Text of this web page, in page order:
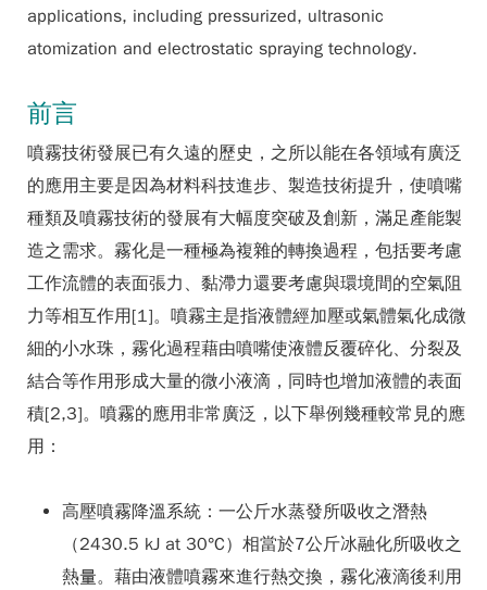
applications, including pressurized, ultrasonic
atomization and electrostatic spraying technology.
前言
噴霧技術發展已有久遠的歷史，之所以能在各領域有廣泛
的應用主要是因為材料科技進步、製造技術提升，使噴嘴
種類及噴霧技術的發展有大幅度突破及創新，滿足產能製
造之需求。霧化是一種極為複雜的轉換過程，包括要考慮
工作流體的表面張力、黏滯力還要考慮與環境間的空氣阻
力等相互作用[1]。噴霧主是指液體經加壓或氣體氣化成微
細的小水珠，霧化過程藉由噴嘴使液體反覆碎化、分裂及
結合等作用形成大量的微小液滴，同時也增加液體的表面
積[2,3]。噴霧的應用非常廣泛，以下舉例幾種較常見的應
用：
高壓噴霧降溫系統：一公斤水蒸發所吸收之潛熱
（2430.5 kJ at 30°C）相當於7公斤冰融化所吸收之
熱量。藉由液體噴霧來進行熱交換，霧化液滴後利用